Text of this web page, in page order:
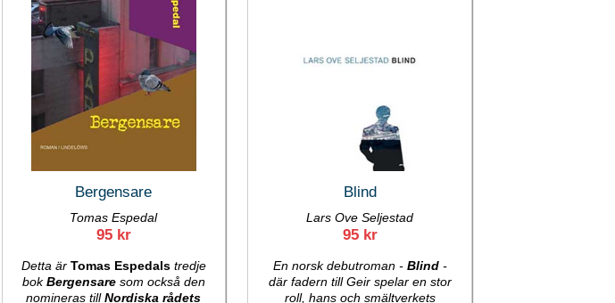
Bergensare
Tomas Espedal
95 kr
Detta är Tomas Espedalstredje
bokBergensaresom också den
nomineras tillNordiska rådets
Blind
Lars Ove Seljestad
95 kr
En norsk debutroman - Blind-
där fadern till Geir spelar en stor
roll, hans och smältverkets